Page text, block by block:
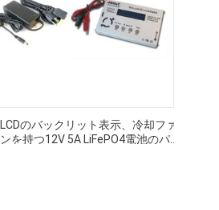
LCDのバックリット表示、冷却ファ
ンを持つ12V 5A LiFePO4電池のパッ